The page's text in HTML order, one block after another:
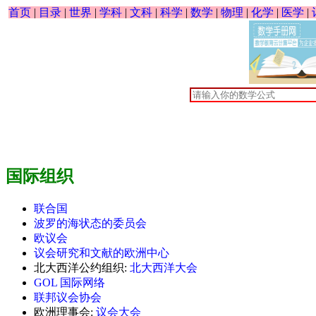
首页 | 目录 | 世界 | 学科 | 文科 | 科学 | 数学 | 物理 | 化学 | 医学 |
国际组织
联合国
波罗的海状态的委员会
欧议会
议会研究和文献的欧洲中心
北大西洋公约组织: 北大西洋大会
GOL 国际网络
联邦议会协会
欧洲理事会: 议会大会